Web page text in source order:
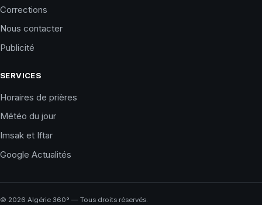
Corrections
Nous contacter
Publicité
SERVICES
Horaires de prières
Météo du jour
Imsak et Iftar
Google Actualités
© 2026 Algérie 360° — Tous droits réservés.